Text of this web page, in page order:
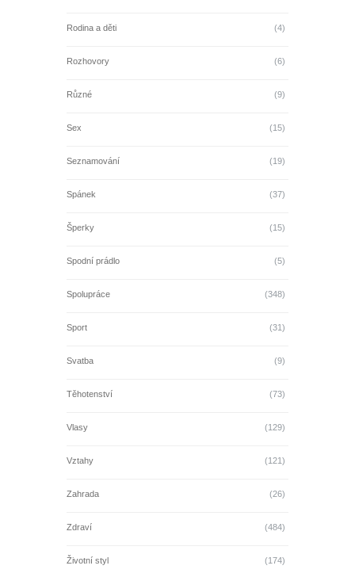
Rodina a děti (4)
Rozhovory (6)
Různé (9)
Sex (15)
Seznamování (19)
Spánek (37)
Šperky (15)
Spodní prádlo (5)
Spolupráce (348)
Sport (31)
Svatba (9)
Těhotenství (73)
Vlasy (129)
Vztahy (121)
Zahrada (26)
Zdraví (484)
Životní styl (174)